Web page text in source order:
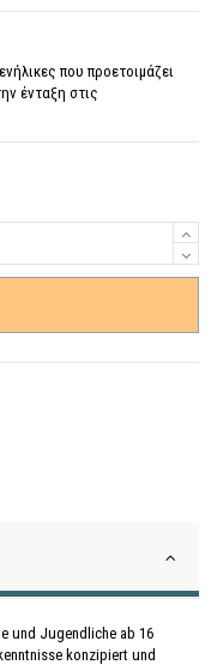
που προετοιμάζει
ένταξη στις
und Jugendliche ab 16
konzipiert und